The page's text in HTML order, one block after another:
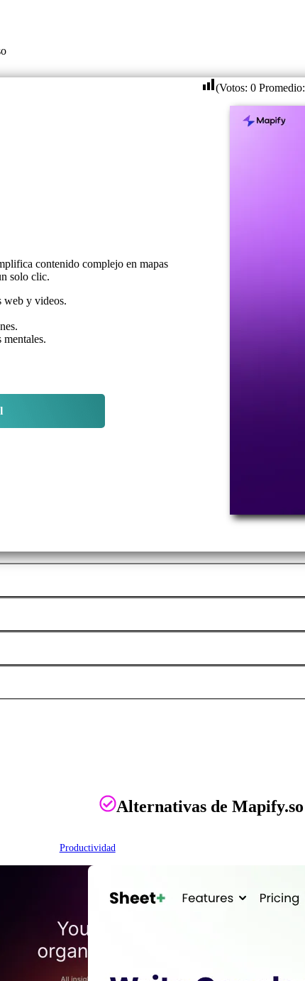
contenido complejo en mapas
solo clic.
web y videos.
mentales.
(Votos: 0 Promedio:
Alternativas de Mapify.so
Productividad